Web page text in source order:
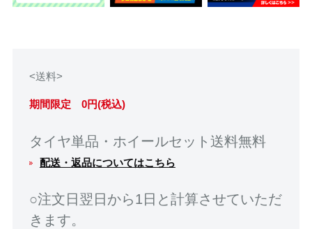
<送料>
期間限定 0円(税込)
タイヤ単品・ホイールセット送料無料
配送・返品についてはこちら
○注文日翌日から1日と計算させていただ
きます。